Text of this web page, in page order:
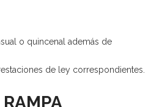
o quincenal además de
de ley correspondientes.